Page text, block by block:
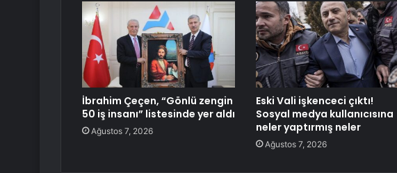
İbrahim Çeçen, “Gönlü zengin
50 iş insanı” listesinde yer aldı
Ağustos 7, 2026
Eski Vali işkenceci çıktı!
Sosyal medya kullanıcısına
neler yaptırmış neler
Ağustos 7, 2026